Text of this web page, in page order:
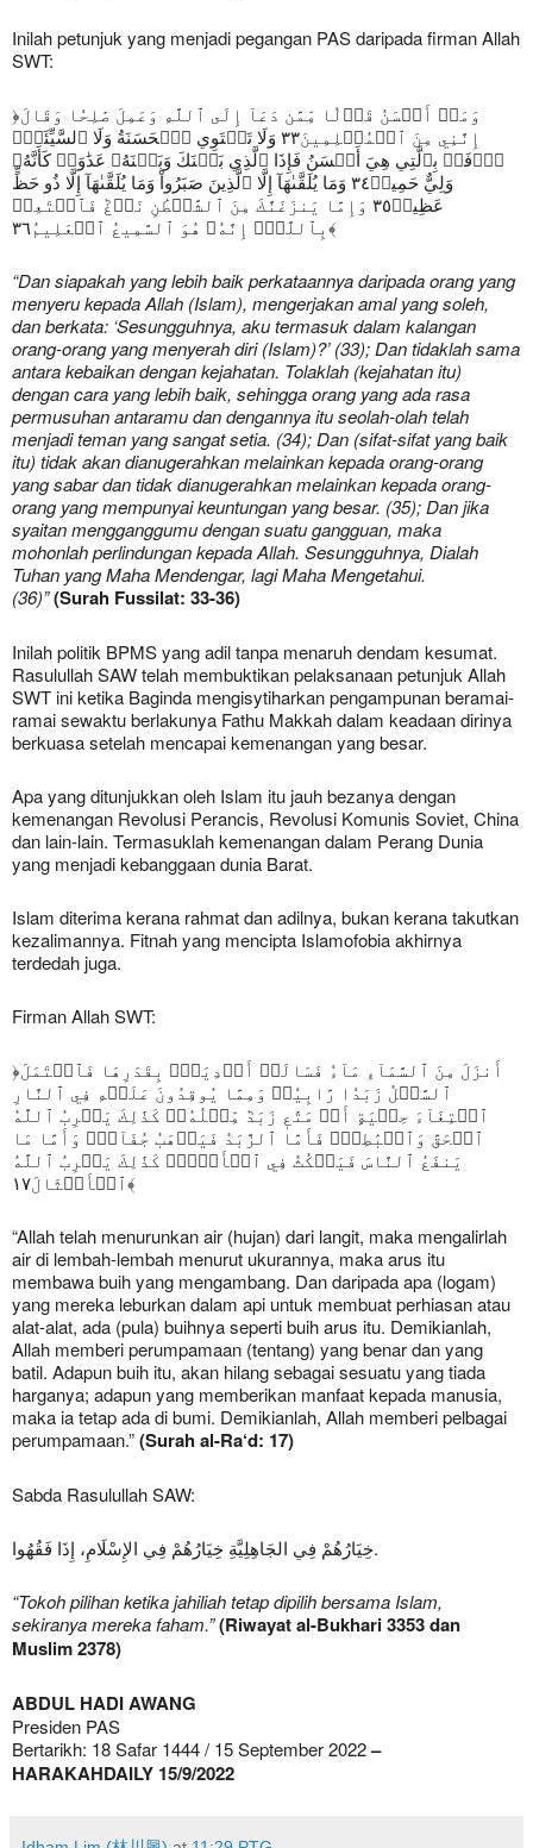
Inilah petunjuk yang menjadi pegangan PAS daripada firman Allah
SWT:
﴿وَمَنۡ أَحۡسَنُ قَوۡلٗا مِّمَّن دَعَآ إِلَى ٱللَّهِ وَعَمِلَ صَٰلِحٗا وَقَالَ
إِنَّنِي مِنَ ٱلۡمُسۡلِمِينَ٣٣ وَلَا تَسۡتَوِي ٱلۡحَسَنَةُ وَلَا ٱلسَّيِّئَةُۚ
ٱدۡفَعۡ بِٱلَّتِي هِيَ أَحۡسَنُ فَإِذَا ٱلَّذِي بَيۡنَكَ وَبَيۡنَهُۥ عَدَٰوَةٞ كَأَنَّهُۥ
وَلِيٌّ حَمِيمٞ٣٤ وَمَا يُلَقَّىٰهَآ إِلَّا ٱلَّذِينَ صَبَرُواْ وَمَا يُلَقَّىٰهَآ إِلَّا ذُو حَظٍّ
عَظِيمٖ٣٥ وَإِمَّا يَنزَغَنَّكَ مِنَ ٱلشَّيۡطَٰنِ نَزۡغٞ فَٱسۡتَعِذۡ
بِٱللَّهِۖ إِنَّهُۥ هُوَ ٱلسَّمِيعُ ٱلۡعَلِيمُ٣٦﴾
“Dan siapakah yang lebih baik perkataannya daripada orang yang
menyeru kepada Allah (Islam), mengerjakan amal yang soleh,
dan berkata: ‘Sesungguhnya, aku termasuk dalam kalangan
orang-orang yang menyerah diri (Islam)?’ (33); Dan tidaklah sama
antara kebaikan dengan kejahatan. Tolaklah (kejahatan itu)
dengan cara yang lebih baik, sehingga orang yang ada rasa
permusuhan antaramu dan dengannya itu seolah-olah telah
menjadi teman yang sangat setia. (34); Dan (sifat-sifat yang baik
itu) tidak akan dianugerahkan melainkan kepada orang-orang
yang sabar dan tidak dianugerahkan melainkan kepada orang-
orang yang mempunyai keuntungan yang besar. (35); Dan jika
syaitan mengganggumu dengan suatu gangguan, maka
mohonlah perlindungan kepada Allah. Sesungguhnya, Dialah
Tuhan yang Maha Mendengar, lagi Maha Mengetahui.
(36)”(Surah Fussilat: 33-36)
Inilah politik BPMS yang adil tanpa menaruh dendam kesumat.
Rasulullah SAW telah membuktikan pelaksanaan petunjuk Allah
SWT ini ketika Baginda mengisytiharkan pengampunan beramai-
ramai sewaktu berlakunya Fathu Makkah dalam keadaan dirinya
berkuasa setelah mencapai kemenangan yang besar.
Apa yang ditunjukkan oleh Islam itu jauh bezanya dengan
kemenangan Revolusi Perancis, Revolusi Komunis Soviet, China
dan lain-lain. Termasuklah kemenangan dalam Perang Dunia
yang menjadi kebanggaan dunia Barat.
Islam diterima kerana rahmat dan adilnya, bukan kerana takutkan
kezalimannya. Fitnah yang mencipta Islamofobia akhirnya
terdedah juga.
Firman Allah SWT:
﴿أَنزَلَ مِنَ ٱلسَّمَآءِ مَآءٗ فَسَالَتۡ أَوۡدِيَةُۢ بِقَدَرِهَا فَٱحۡتَمَلَ
ٱلسَّيۡلُ زَبَدٗا رَّابِيٗاۖ وَمِمَّا يُوقِدُونَ عَلَيۡهِ فِي ٱلنَّارِ
ٱبۡتِغَآءَ حِلۡيَةٍ أَوۡ مَتَٰعٖ زَبَدٞ مِّثۡلُهُۥۚ كَذَٰلِكَ يَضۡرِبُ ٱللَّهُ
ٱلۡحَقَّ وَٱلۡبَٰطِلَۚ فَأَمَّا ٱلزَّبَدُ فَيَذۡهَبُ جُفَآءٗۖ وَأَمَّا مَا
يَنفَعُ ٱلنَّاسَ فَيَمۡكُثُ فِي ٱلۡأَرۡضِۚ كَذَٰلِكَ يَضۡرِبُ ٱللَّهُ
ٱلۡأَمۡثَالَ١٧﴾
“Allah telah menurunkan air (hujan) dari langit, maka mengalirlah
air di lembah-lembah menurut ukurannya, maka arus itu
membawa buih yang mengambang. Dan daripada apa (logam)
yang mereka leburkan dalam api untuk membuat perhiasan atau
alat-alat, ada (pula) buihnya seperti buih arus itu. Demikianlah,
Allah memberi perumpamaan (tentang) yang benar dan yang
batil. Adapun buih itu, akan hilang sebagai sesuatu yang tiada
harganya; adapun yang memberikan manfaat kepada manusia,
maka ia tetap ada di bumi. Demikianlah, Allah memberi pelbagai
perumpamaan.”(Surah al-Ra‘d: 17)
Sabda Rasulullah SAW:
‌خِيَارُهُمْ ‌فِي ‌الجَاهِلِيَّةِ ‌خِيَارُهُمْ ‌فِي ‌الإِسْلَامِ، ‌إِذَا ‌فَقُهُوا.
“Tokoh pilihan ketika jahiliah tetap dipilih bersama Islam,
sekiranya mereka faham.”(Riwayat al-Bukhari 3353 dan
Muslim 2378)
ABDUL HADI AWANG
Presiden PAS
Bertarikh: 18 Safar 1444 / 15 September 2022–
HARAKAHDAILY 15/9/2022